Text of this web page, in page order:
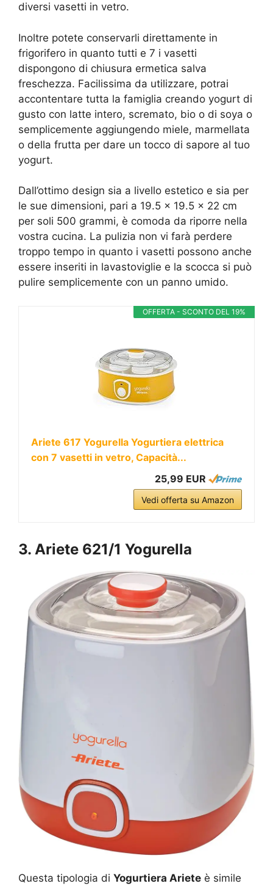
diversi vasetti in vetro.
Inoltre potete conservarli direttamente in
frigorifero in quanto tutti e 7 i vasetti
dispongono di chiusura ermetica salva
freschezza. Facilissima da utilizzare, potrai
accontentare tutta la famiglia creando yogurt di
gusto con latte intero, scremato, bio o di soya o
semplicemente aggiungendo miele, marmellata
o della frutta per dare un tocco di sapore al tuo
yogurt.
Dall’ottimo design sia a livello estetico e sia per
le sue dimensioni, pari a 19.5 x 19.5 x 22 cm
per soli 500 grammi, è comoda da riporre nella
vostra cucina. La pulizia non vi farà perdere
troppo tempo in quanto i vasetti possono anche
essere inseriti in lavastoviglie e la scocca si può
pulire semplicemente con un panno umido.
OFFERTA - SCONTO DEL 19%
Ariete 617 Yogurella Yogurtiera elettrica
con 7 vasetti in vetro, Capacità...
25,99 EUR
Vedi offerta su Amazon
3. Ariete 621/1 Yogurella
Questa tipologia di Yogurtiera Ariete è simile